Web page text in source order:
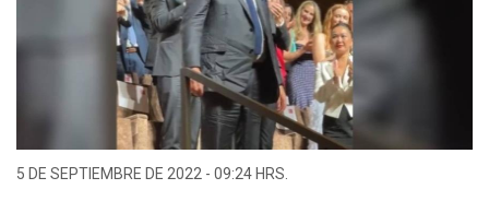
5 DE SEPTIEMBRE DE 2022 - 09:24 HRS.